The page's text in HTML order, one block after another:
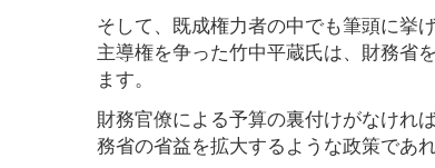
そして、既成権力者の中でも筆頭に挙
主導権を争った竹中平蔵氏は、財務省
ます。
財務官僚による予算の裏付けがなけれ
務省の省益を拡大するような政策であ